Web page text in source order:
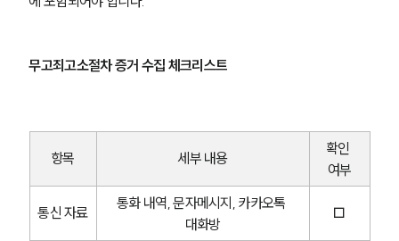
대륜의 강점
오시는 길
고객의 소리
통합검색
AI대륜
무고죄고소절차 증거 수집 체크리스트
항목 세부 내용
확인
여부
통신 자료
통화 내역, 문자메시지, 카카오톡
대화방
□